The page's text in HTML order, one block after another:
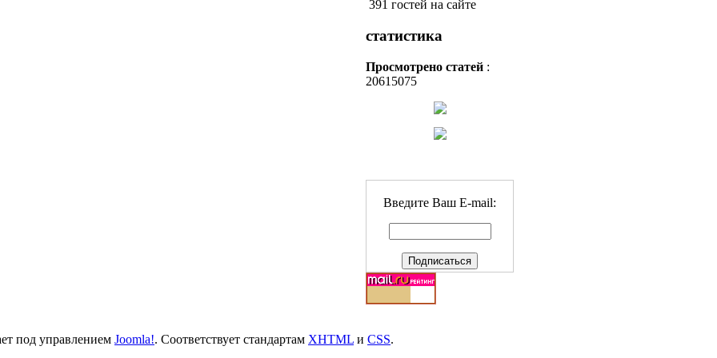
391 гостей на сайте
статистика
Просмотрено статей :
20615075
Введите Ваш E-mail:
под управлением Joomla!. Cоответствует стандартам XHTML и CSS.